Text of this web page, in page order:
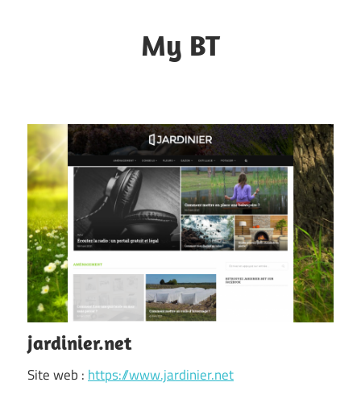
My BT
du
web
jardinier.net
Site web : https://www.jardinier.net